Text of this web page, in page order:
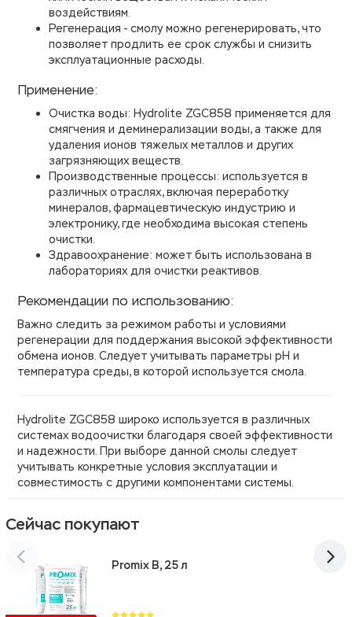
воздействиям.
Регенерация - смолу можно регенерировать, что
позволяет продлить ее срок службы и снизить
эксплуатационные расходы.
Применение:
Очистка воды: Hydrolite ZGC858 применяется для
смягчения и деминерализации воды, а также для
удаления ионов тяжелых металлов и других
загрязняющих веществ.
Производственные процессы: используется в
различных отраслях, включая переработку
минералов, фармацевтическую индустрию и
электронику, где необходима высокая степень
очистки.
Здравоохранение: может быть использована в
лабораториях для очистки реактивов.
Рекомендации по использованию:
Важно следить за режимом работы и условиями
регенерации для поддержания высокой эффективности
обмена ионов. Следует учитывать параметры pH и
температура среды, в которой используется смола.
Hydrolite ZGC858 широко используется в различных
системах водоочистки благодаря своей эффективности
и надежности. При выборе данной смолы следует
учитывать конкретные условия эксплуатации и
совместимость с другими компонентами системы.
Сейчас покупают
Promix B, 25 л